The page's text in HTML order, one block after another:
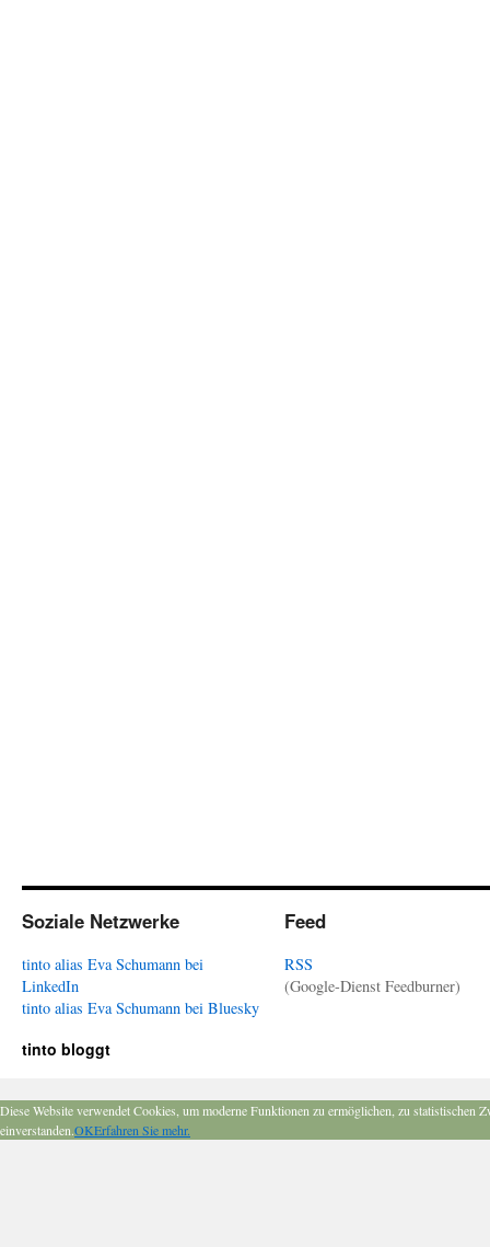
Soziale Netzwerke
tinto alias Eva Schumann bei
LinkedIn
tinto alias Eva Schumann bei Bluesky
Feed
RSS
(Google-Dienst Feedburner)
tinto bloggt
Diese Website verwendet Cookies, um moderne Funktionen zu ermöglichen, zu
einverstanden.OKErfahren Sie mehr.